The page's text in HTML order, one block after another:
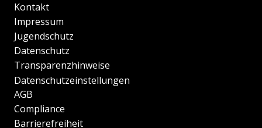
Kontakt
Impressum
Jugendschutz
Datenschutz
Transparenzhinweise
Datenschutzeinstellungen
AGB
Compliance
Barrierefreiheit